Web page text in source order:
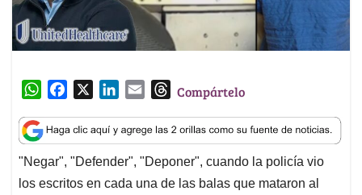
W
a
t
s
A
c
e
o
n
k
e
d
a
i
l
T
r
e
a
d
Compártelo
"Negar", "Defender", "Deponer", cuando la policía vio
los escritos en cada una de las balas que mataron al